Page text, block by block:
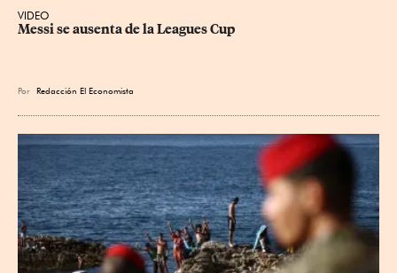
VIDEO
Messi se ausenta de la Leagues Cup
Por Redacción El Economista